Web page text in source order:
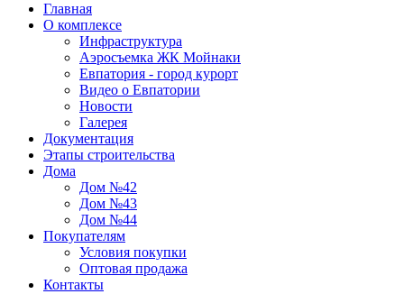
Главная
О комплексе
Инфраструктура
Аэросъемка ЖК Мойнаки
Евпатория - город курорт
Видео о Евпатории
Новости
Галерея
Документация
Этапы строительства
Дома
Дом №42
Дом №43
Дом №44
Покупателям
Условия покупки
Оптовая продажа
Контакты